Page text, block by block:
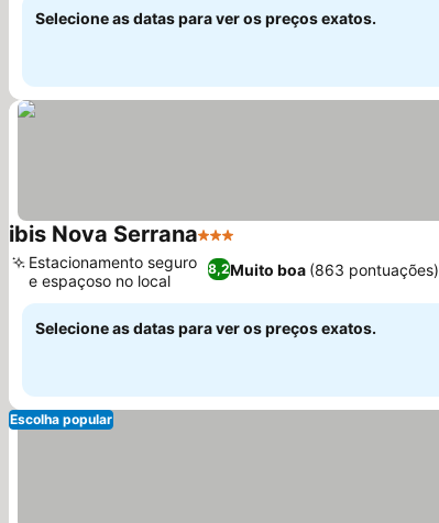
Selecione as datas para ver os preços exatos.
ibis Nova Serrana3 Estrelas
8,2Muito boa (863 pontuações)
Estacionamento seguro
e espaçoso no local
Selecione as datas para ver os preços exatos.
Escolha popular